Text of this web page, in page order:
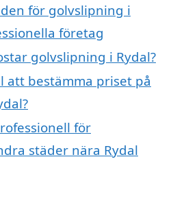
för golvslipning i
företag
golvslipning i Rydal?
att bestämma priset på
för
städer nära Rydal